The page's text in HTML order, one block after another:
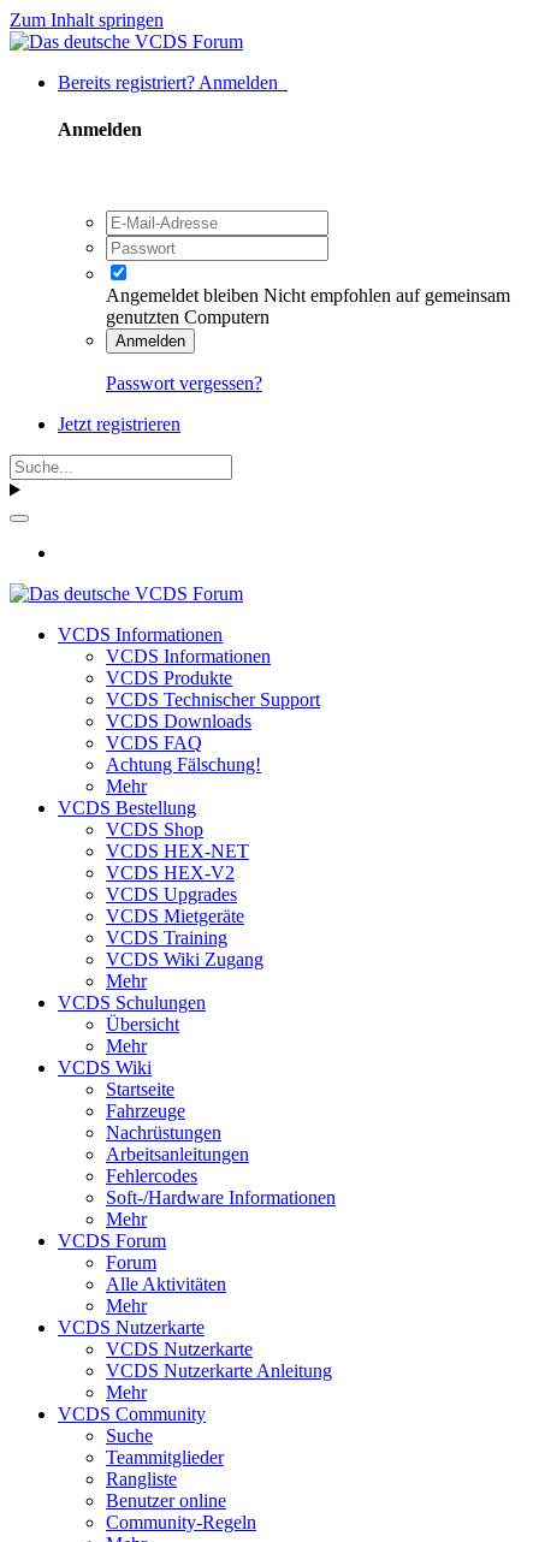
Zum Inhalt springen
Bereits registriert? Anmelden
Anmelden
Angemeldet bleiben Nicht empfohlen auf gemeinsam
genutzten Computern
Anmelden
Passwort vergessen?
Jetzt registrieren
VCDS Informationen
VCDS Informationen
VCDS Produkte
VCDS Technischer Support
VCDS Downloads
VCDS FAQ
Achtung Fälschung!
Mehr
VCDS Bestellung
VCDS Shop
VCDS HEX-NET
VCDS HEX-V2
VCDS Upgrades
VCDS Mietgeräte
VCDS Training
VCDS Wiki Zugang
Mehr
VCDS Schulungen
Übersicht
Mehr
VCDS Wiki
Startseite
Fahrzeuge
Nachrüstungen
Arbeitsanleitungen
Fehlercodes
Soft-/Hardware Informationen
Mehr
VCDS Forum
Forum
Alle Aktivitäten
Mehr
VCDS Nutzerkarte
VCDS Nutzerkarte
VCDS Nutzerkarte Anleitung
Mehr
VCDS Community
Suche
Teammitglieder
Rangliste
Benutzer online
Community-Regeln